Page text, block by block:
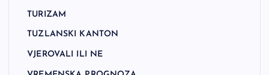
TURIZAM
TUZLANSKI KANTON
VJEROVALI ILI NE